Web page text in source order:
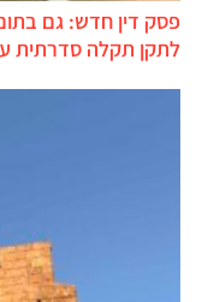
פסק דין חדש: גם
לתקן תקלה סדרתית